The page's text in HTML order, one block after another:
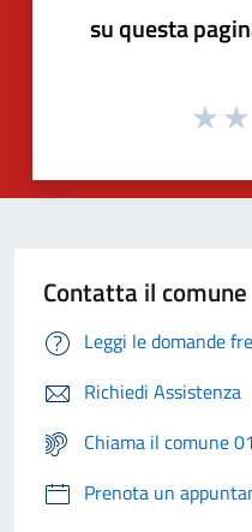
su questa
Contatta il comune
Leggi le domande
Richiedi Assistenza
Chiama il comune
Prenota un